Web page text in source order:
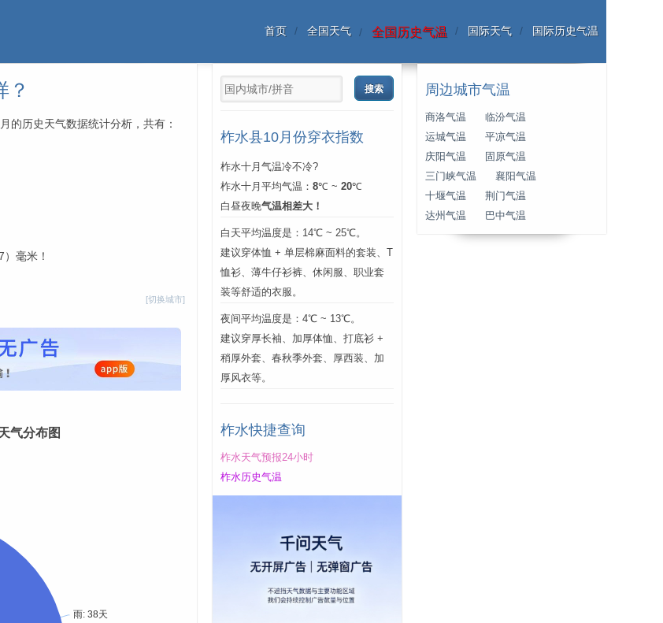
首页 全国天气 全国历史气温 国际天气 国际历史气温
？
的历史天气数据统计分析，共有：
毫米！
[切换城市]
气分布图
柞水县10月份穿衣指数
柞水十月气温冷不冷?
柞水十月平均气温： 8℃ ~ 20℃
白昼夜晚气温相差大！
白天平均温度是：14℃ ~ 25℃。
建议穿体恤 + 单层棉麻面料的套装、T
恤衫、薄牛仔衫裤、休闲服、职业套
装等舒适的衣服。
夜间平均温度是：4℃ ~ 13℃。
建议穿厚长袖、加厚体恤、打底衫 +
稍厚外套、春秋季外套、厚西装、加
厚风衣等。
柞水快捷查询
柞水天气预报24小时
柞水历史气温
周边城市气温
商洛气温
临汾气温
运城气温
平凉气温
庆阳气温
固原气温
三门峡气温
襄阳气温
十堰气温
荆门气温
达州气温
巴中气温